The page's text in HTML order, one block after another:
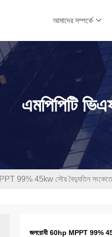
আমাদের সম্পর্কে
এমপিপিটি
99% 45kw সৌর বৈদ্যুতিন সংকেতের
জলরোধী 60hp MPPT 99%